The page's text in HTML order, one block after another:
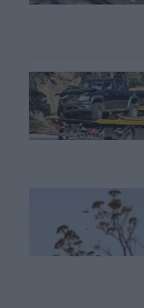
Άγιος
Χωρίς ενεργό